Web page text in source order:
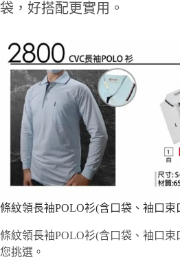
袋，好搭配更實用。
條紋領長袖POLO衫(含口袋、袖口束
條紋領長袖POLO衫(含口袋、袖口束
您挑選。